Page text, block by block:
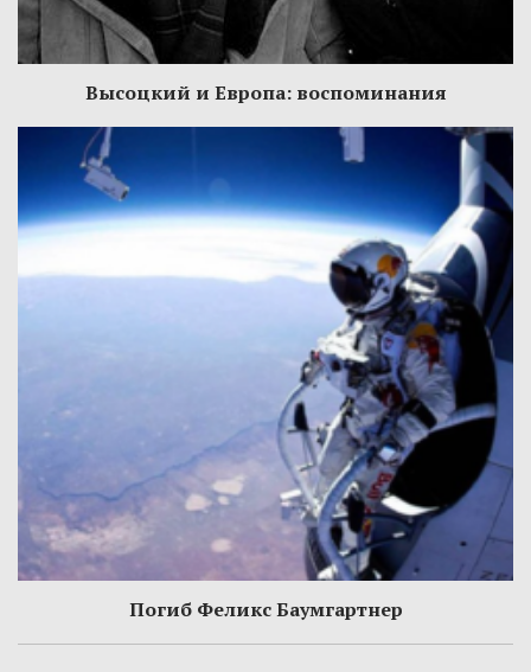
Высоцкий и Европа: воспоминания
Погиб Феликс Баумгартнер